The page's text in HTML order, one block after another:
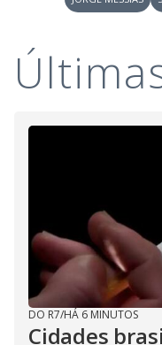
o
DO R7/HÁ 6 MINUTOS
Cidades